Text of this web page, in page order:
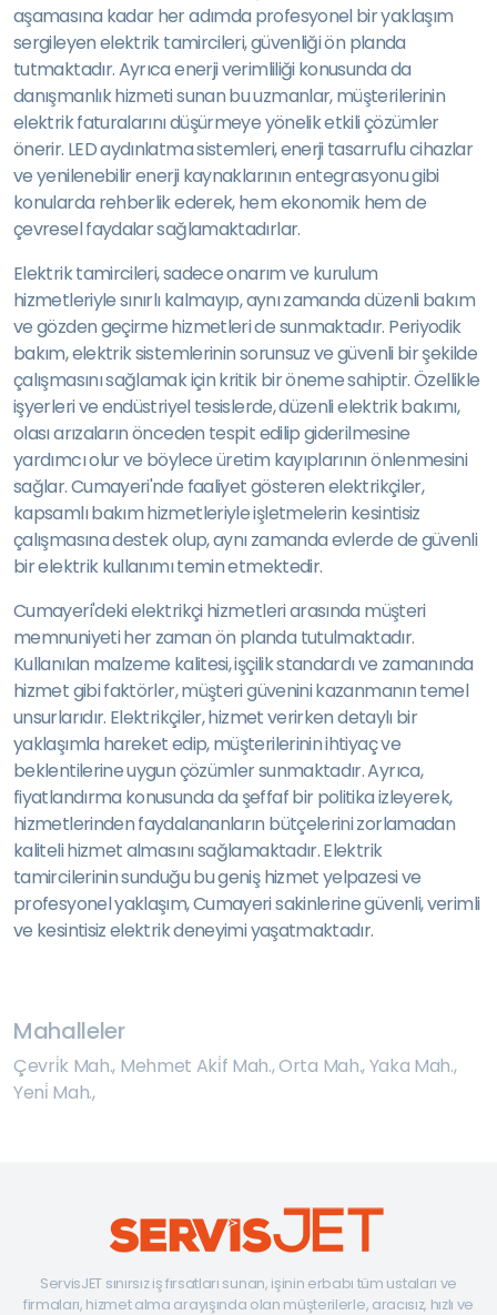
aşamasına kadar her adımda profesyonel bir yaklaşım
sergileyen elektrik tamircileri, güvenliği ön planda
tutmaktadır. Ayrıca enerji verimliliği konusunda da
danışmanlık hizmeti sunan bu uzmanlar, müşterilerinin
elektrik faturalarını düşürmeye yönelik etkili çözümler
önerir. LED aydınlatma sistemleri, enerji tasarruflu cihazlar
ve yenilenebilir enerji kaynaklarının entegrasyonu gibi
konularda rehberlik ederek, hem ekonomik hem de
çevresel faydalar sağlamaktadırlar.
Elektrik tamircileri, sadece onarım ve kurulum
hizmetleriyle sınırlı kalmayıp, aynı zamanda düzenli bakım
ve gözden geçirme hizmetleri de sunmaktadır. Periyodik
bakım, elektrik sistemlerinin sorunsuz ve güvenli bir şekilde
çalışmasını sağlamak için kritik bir öneme sahiptir. Özellikle
işyerleri ve endüstriyel tesislerde, düzenli elektrik bakımı,
olası arızaların önceden tespit edilip giderilmesine
yardımcı olur ve böylece üretim kayıplarının önlenmesini
sağlar. Cumayeri'nde faaliyet gösteren elektrikçiler,
kapsamlı bakım hizmetleriyle işletmelerin kesintisiz
çalışmasına destek olup, aynı zamanda evlerde de güvenli
bir elektrik kullanımı temin etmektedir.
Cumayeri'deki elektrikçi hizmetleri arasında müşteri
memnuniyeti her zaman ön planda tutulmaktadır.
Kullanılan malzeme kalitesi, işçilik standardı ve zamanında
hizmet gibi faktörler, müşteri güvenini kazanmanın temel
unsurlarıdır. Elektrikçiler, hizmet verirken detaylı bir
yaklaşımla hareket edip, müşterilerinin ihtiyaç ve
beklentilerine uygun çözümler sunmaktadır. Ayrıca,
fiyatlandırma konusunda da şeffaf bir politika izleyerek,
hizmetlerinden faydalananların bütçelerini zorlamadan
kaliteli hizmet almasını sağlamaktadır. Elektrik
tamircilerinin sunduğu bu geniş hizmet yelpazesi ve
profesyonel yaklaşım, Cumayeri sakinlerine güvenli, verimli
ve kesintisiz elektrik deneyimi yaşatmaktadır.
Mahalleler
Çevri̇k Mah., Mehmet Aki̇f Mah.,Orta Mah.,Yaka Mah.,
Yeni̇ Mah.,
ServisJET sınırsız iş fırsatları sunan, işinin erbabı tüm ustaları ve
firmaları, hizmet alma arayışında olan müşterilerle, aracısız, hızlı ve